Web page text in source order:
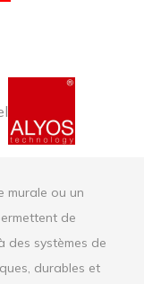
murale ou un
de
des systèmes de
durables et